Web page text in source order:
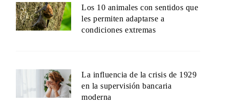
Los 10 animales con sentidos que
les permiten adaptarse a
condiciones extremas
La influencia de la crisis de 1929
en la supervisión bancaria
moderna